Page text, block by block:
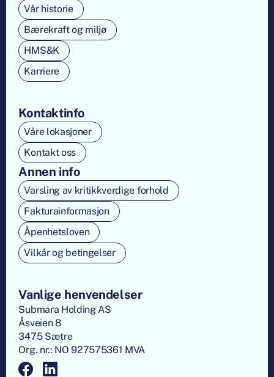
Vår historie
Bærekraft og miljø
HMS&K
Karriere
Kontaktinfo
Våre lokasjoner
Kontakt oss
Annen info
Varsling av kritikkverdige forhold
Fakturainformasjon
Åpenhetsloven
Vilkår og betingelser
Vanlige henvendelser
Submara Holding AS
Åsveien 8
3475 Sætre
Org. nr.: NO 927575361 MVA